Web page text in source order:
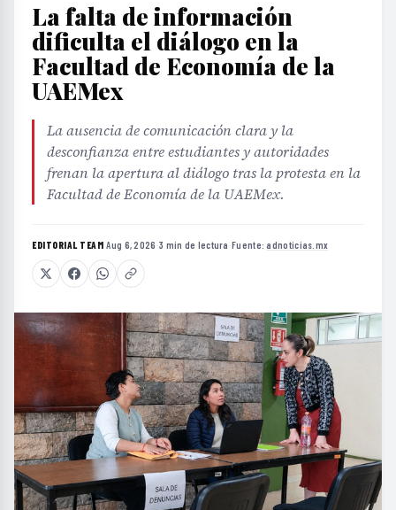
La falta de información
dificulta el diálogo en la
Facultad de Economía de la
UAEMex
La ausencia de comunicación clara y la
desconfianza entre estudiantes y autoridades
frenan la apertura al diálogo tras la protesta en la
Facultad de Economía de la UAEMex.
EDITORIAL TEAM·Aug 6, 2026 ·3 min de lectura ·Fuente:adnoticias.mx